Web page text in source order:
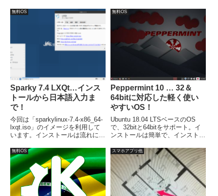
インストールしています。
う設定が必要です。
無料OS
Sparky 7.4 LXQt…インス
トールから日本語入力ま
で！
今回は「sparkylinux-7.4-x86_64-
lxqt.iso」のイメージを利用して
います。インストールは流れに沿
ます。日本語入力は別途対応が必
要でした。
無料OS
Peppermint 10 … 32＆
64bitに対応した軽く使い
やすいOS！
Ubuntu 18.04 LTSベースのOS
で、32bitと64bitをサポート。イ
ンストールは簡単で、インストー
択すれば、入力はユーザーネーム
とパスワード程度で済みますし、
クリックを何回かするだけで完了
します。
無料OS スマホアプリ他